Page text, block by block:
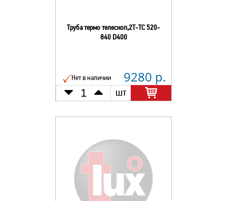
Труба термо телескоп,2Т-ТС 520-
840 D400
Нет в наличии 9280 р.
шт